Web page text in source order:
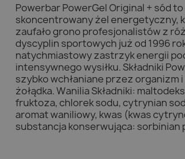
Powerbar PowerGel Original + sód to
skoncentrowany żel energetyczny,
zaufało grono profesjonalistów z
dyscyplin sportowych już od 1996
natychmiastowy zastrzyk energii
intensywnego wysiłku. Składniki
szybko wchłaniane przez organizm
żołądka. Wanilia Składniki:
fruktoza, chlorek sodu, cytrynian
aromat waniliowy, kwas (kwas
substancja konserwująca: sorbinian